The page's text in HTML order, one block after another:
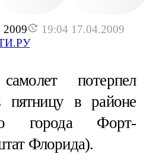
19:04 17.04.2009
потерпел
пятницу в районе
города Форт-
Флорида).